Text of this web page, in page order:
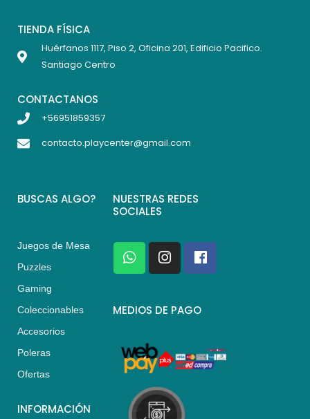
TIENDA FÍSICA
Huérfanos 1117, Piso 2, Oficina 201, Edificio Pacifico.
Santiago Centro
CONTACTANOS
+56951859357
contacto.playcenter@gmail.com
BUSCAS ALGO?
Juegos de Mesa
Puzzles
Gaming
Coleccionables
Accesorios
Poleras
Ofertas
INFORMACIÓN
NUESTRAS REDES
SOCIALES
W
h
a
s
p
I
n
s
a
a
m
F
a
c
b
k
MEDIOS DE PAGO